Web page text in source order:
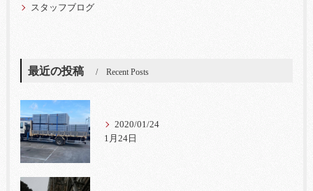
スタッフブログ
最近の投稿 Recent Posts
2020/01/24
1月24日